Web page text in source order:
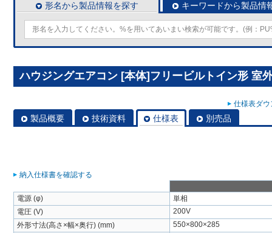
形名から製品情報を探す キーワードから製品情
ハウジングエアコン [本体]フリービルトイン形 室
仕様表ダ
製品概要 技術資料 仕様表 別売品
納入仕様書を確認する
電源 (φ)
単相
電圧 (V)
200V
外形寸法(高さ×幅×奥行) (mm)
550×800×285